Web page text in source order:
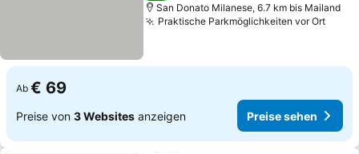
San Donato Milanese, 6.7 km bis Mailand
Praktische Parkmöglichkeiten vor Ort
Ab € 69
Preise von 3 Websites anzeigen Preise sehen